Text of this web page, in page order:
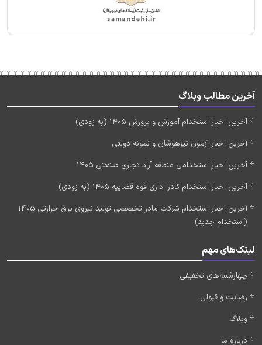
آخرین مطالب وبلاگ
آخرین اخبار استخدام آموزش و پرورش 1405 (به زودی)
آخرین اخبار آزمون تیزهوشان و نمونه دولتی
آخرین اخبار استخدامی منطقه آزاد تجاری صنعتی 1405
آخرین اخبار استخدام کادر اداری قوه قضاییه 1405 (به زودی)
آخرین اخبار استخدام شرکت مادر تخصصی تولید نیروی برق حرارتی 1405
(استخدام جدید)
لینک‌های مهم
چهارشنبه‌های تخفیفی
رضایت و قبولی
وبلاگ
درباره ما